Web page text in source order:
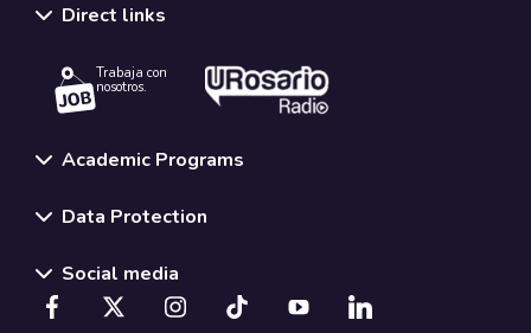
Direct links
Trabaja con
nosotros.
Academic Programs
Data Protection
Social media